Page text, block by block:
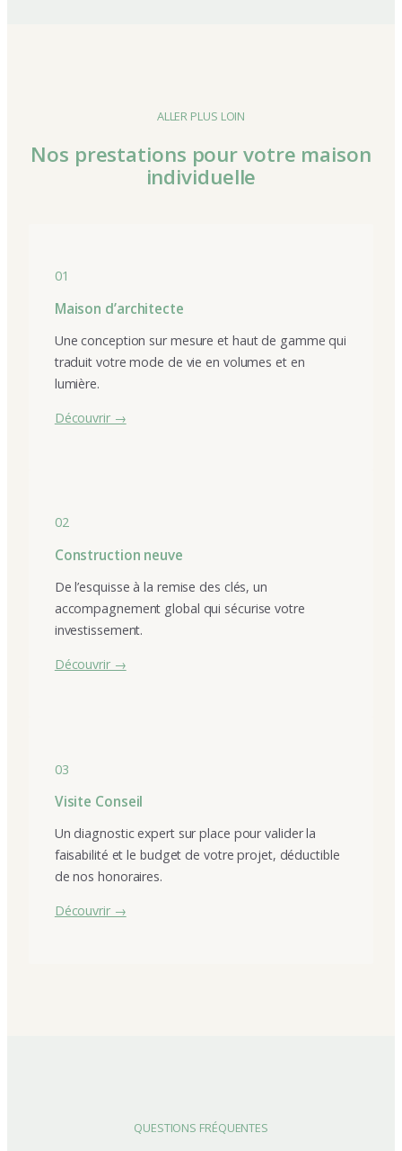
ALLER PLUS LOIN
Nos prestations pour votre maison
individuelle
01
Maison d’architecte
Une conception sur mesure et haut de gamme qui
traduit votre mode de vie en volumes et en
lumière.
Découvrir →
02
Construction neuve
De l’esquisse à la remise des clés, un
accompagnement global qui sécurise votre
investissement.
Découvrir →
03
Visite Conseil
Un diagnostic expert sur place pour valider la
faisabilité et le budget de votre projet, déductible
de nos honoraires.
Découvrir →
QUESTIONS FRÉQUENTES